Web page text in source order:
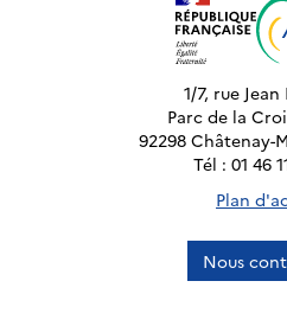
1/7, rue
Parc de la
92298 Châtenay-
Tél : 01 46
Plan
Nous